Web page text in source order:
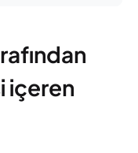
içeren